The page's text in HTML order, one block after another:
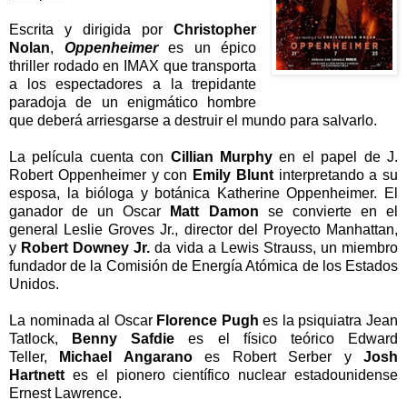
Escrita y dirigida porChristopher
Nolan, Oppenheimeres un épico
thriller rodado en IMAX que transporta
a los espectadores a la trepidante
paradoja de un enigmático hombre
que deberá arriesgarse a destruir el mundo para salvarlo.
La película cuenta con Cillian Murphy en el papel de J.
Robert Oppenheimer y con Emily Bluntinterpretando a su
esposa, la bióloga y botánica Katherine Oppenheimer. El
ganador de un Oscar
Matt Damon se convierte en el
general Leslie Groves Jr., director del Proyecto Manhattan,
y Robert Downey Jr. da vida a Lewis Strauss, un miembro
fundador de la Comisión de Energía Atómica de los Estados
Unidos.
La nominada al Oscar Florence Pugh es la psiquiatra Jean
Tatlock,
Benny Safdie es el físico teórico Edward
Teller,
Michael Angaranoes Robert Serber yJosh
Hartnett es el pionero científico nuclear estadounidense
Ernest Lawrence.